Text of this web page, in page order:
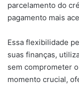
parcelamento do
pagamento mais
Essa flexibilidade
suas finanças,
sem comprometer
momento crucial,